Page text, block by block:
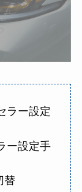
ラー設定
ー設定手
替